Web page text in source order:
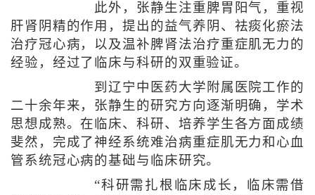
此外，张静生注重脾胃阳气，重视
肝肾阴精的作用，提出的益气养阴、祛痰化瘀法
治疗冠心病，以及温补脾肾法治疗重症肌无力的
经验，经过了临床与科研的双重验证。
到辽宁中医药大学附属医院工作的
二十余年来，张静生的研究方向逐渐明确，学术
思想成熟。在临床、科研、培养学生各方面成绩
斐然，完成了神经系统难治病重症肌无力和心血
管系统冠心病的基础与临床研究。
“科研需扎根临床成长，临床需借